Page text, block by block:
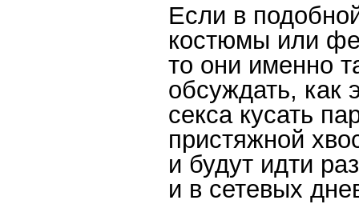
Если в
костюмы или
то они именно
обсуждать, как
секса кусать
пристяжной
и будут идти
и в сетевых